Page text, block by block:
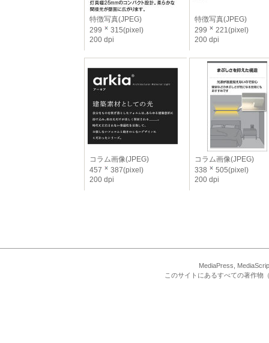
特徴写真(JPEG)
299
315(pixel)
200 dpi
特徴写真(JPEG)
299
221(pixel)
200 dpi
コラム画像(JPEG)
457
387(pixel)
200 dpi
コラム画像(JPEG)
338
505(pixel)
200 dpi
MediaPress,
このサイトにあるすべての著作物